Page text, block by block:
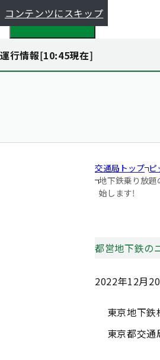
コンテンツにスキップ
都全体で探す
運行情報[10:45現在]
交通局トップ ピ
地下鉄乗り放
始します!
都営地下鉄の
2022年12月
東京地下鉄
東京都交通